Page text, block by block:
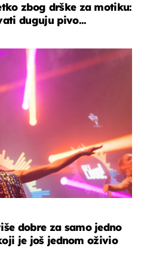
zbog drške za motiku:
duguju pivo...
dobre za samo jedno
je još jednom oživio